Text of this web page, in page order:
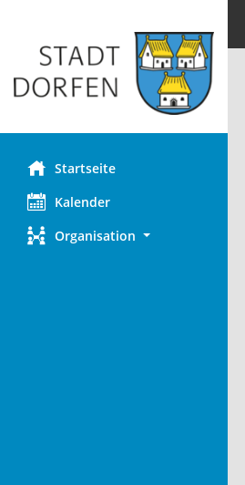
Startseite
Kalender
Organisation